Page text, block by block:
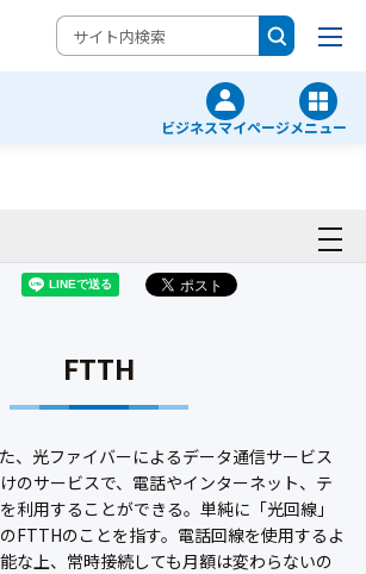
ビジネスマイページメニュー
FTTH
、光ファイバーによるデータ通信サービス
のサービスで、電話やインターネット、テ
利用することができる。単純に「光回線」
FTTHのことを指す。電話回線を使用するよ
な上、常時接続しても月額は変わらないの